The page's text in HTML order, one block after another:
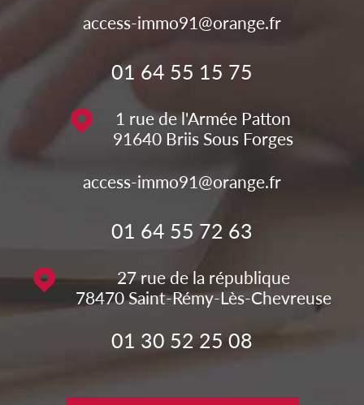
access-immo91@orange.fr
01 64 55 15 75
1 rue de l'Armée Patton
91640 Briis Sous Forges
access-immo91@orange.fr
01 64 55 72 63
27 rue de la république
78470 Saint-Rémy-Lès-Chevreuse
01 30 52 25 08